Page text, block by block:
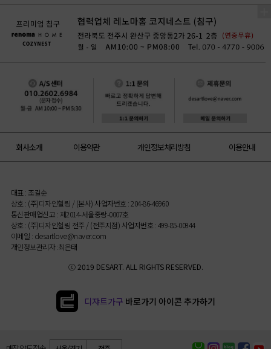
회사소개 이용약관 개인정보처리방침 이용안내
대표 : 조길순
상호 : (주)디자인힐링 / (본사) 사업자번호 : 204-86-46960
통신판매업신고 : 제2014-서울중랑-0007호
상호 : (주)디자인힐링 전주 / (전주지점) 사업자번호 : 499-85-00944
이메일 : desartlove@naver.com
개인정보관리자 :최은태
ⓒ 2019 DESART. ALL RIGHTS RESERVED.
디쟈트가구 바로가기 아이콘 추가하기